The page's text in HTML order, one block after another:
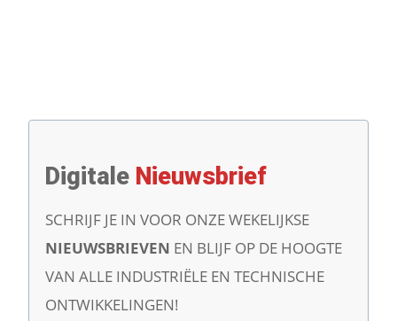
Digitale Nieuwsbrief
SCHRIJF JE IN VOOR ONZE WEKELIJKSE
NIEUWSBRIEVEN EN BLIJF OP DE HOOGTE
VAN ALLE INDUSTRIËLE EN TECHNISCHE
ONTWIKKELINGEN!